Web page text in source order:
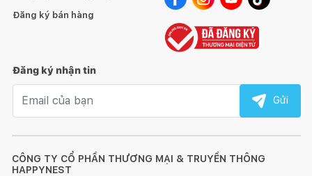
CÔNG TY CỔ PHẦN THƯƠNG MẠI & TRUYỀN THÔNG
HAPPYNEST
Đăng ký bán hàng
Đăng ký nhận tin
Gửi